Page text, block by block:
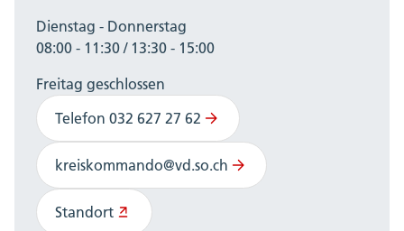
Dienstag - Donnerstag
08:00 - 11:30 / 13:30 - 15:00
Freitag geschlossen
Telefon 032 627 27 62
kreiskommando@vd.so.ch
Standort